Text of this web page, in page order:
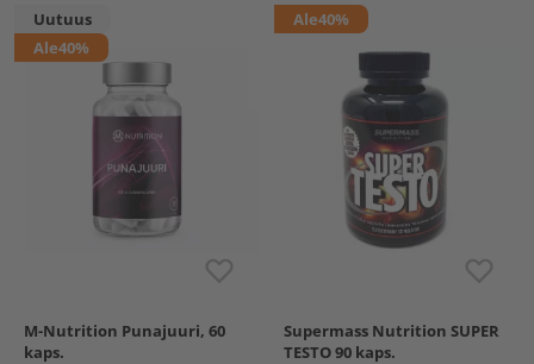
Uutuus
Ale40%
M-Nutrition Punajuuri, 60
kaps.
Ale40%
Supermass Nutrition SUPER
TESTO 90 kaps.